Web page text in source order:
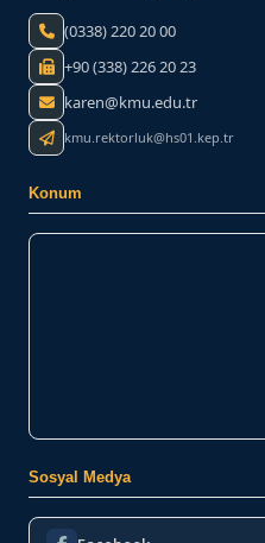
(0338) 220 20 00
+90 (338) 226 20 23
karen@kmu.edu.tr
kmu.rektorluk@hs01.kep.tr
Konum
Sosyal Medya